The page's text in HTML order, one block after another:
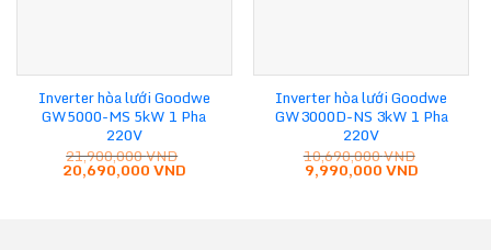
Inverter hòa lưới Goodwe
GW5000-MS 5kW 1 Pha
220V
21,900,000VND
Giá
gốc
20,690,000VNDGiá
hiện
Inverter hòa lưới Goodwe
GW3000D-NS 3kW 1 Pha
220V
10,690,000VND
Giá
gốc
9,990,000VNDGiá
hiện